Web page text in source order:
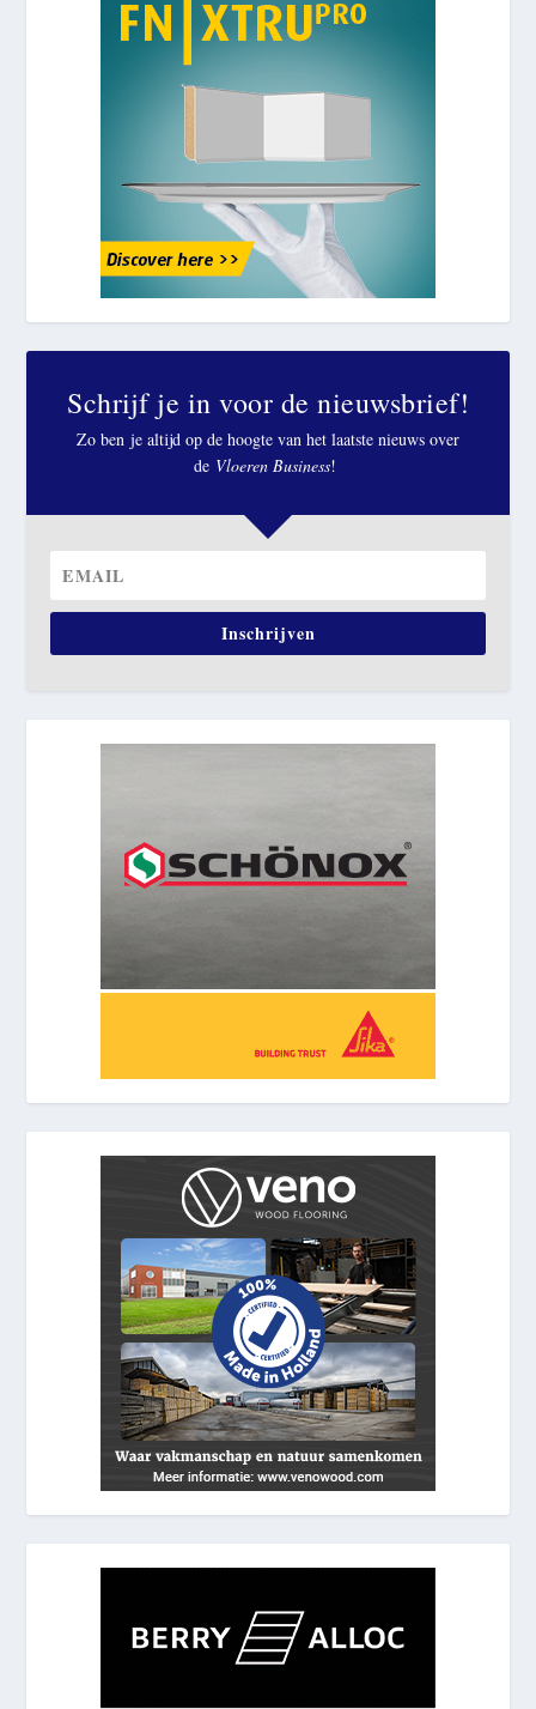
Schrijf je in voor de nieuwsbrief!
Zo ben je altijd op de hoogte van het laatste nieuws over
de Vloeren Business!
Inschrijven